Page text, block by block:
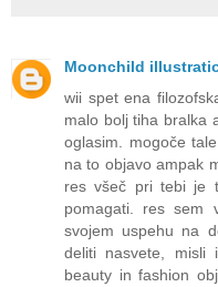
Moonchild
wii spet ena
malo bolj tiha bralka
oglasim. mogoče
na to objavo ampak
res všeč pri tebi je
pomagati. res sem
svojem uspehu na
deliti nasvete,
beauty in fashion